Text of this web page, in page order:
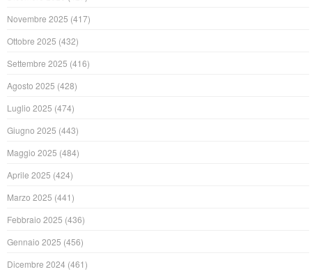
Novembre 2025 (417)
Ottobre 2025 (432)
Settembre 2025 (416)
Agosto 2025 (428)
Luglio 2025 (474)
Giugno 2025 (443)
Maggio 2025 (484)
Aprile 2025 (424)
Marzo 2025 (441)
Febbraio 2025 (436)
Gennaio 2025 (456)
Dicembre 2024 (461)